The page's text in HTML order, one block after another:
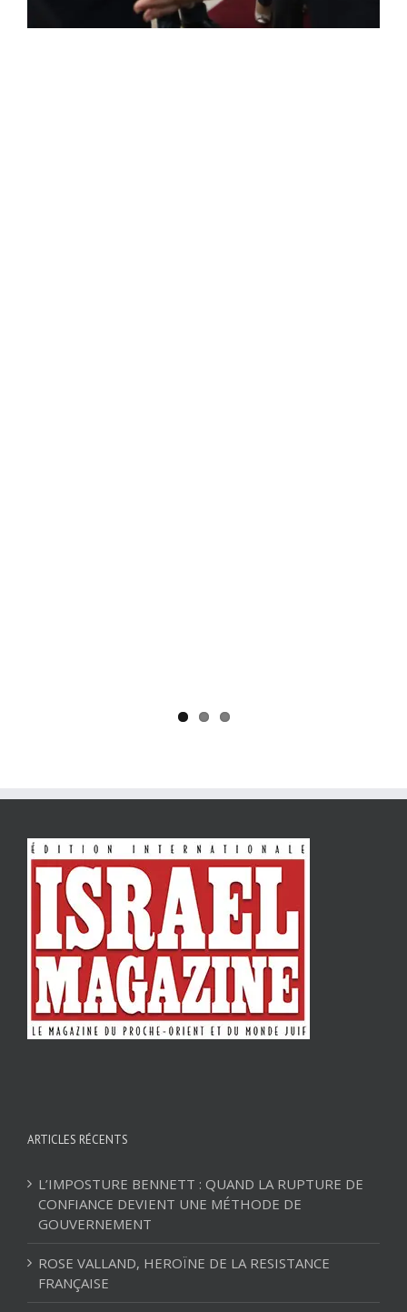
ARTICLES RÉCENTS
L’IMPOSTURE BENNETT : QUAND LA RUPTURE DE
CONFIANCE DEVIENT UNE MÉTHODE DE
GOUVERNEMENT
ROSE VALLAND, HEROÏNE DE LA RESISTANCE
FRANÇAISE